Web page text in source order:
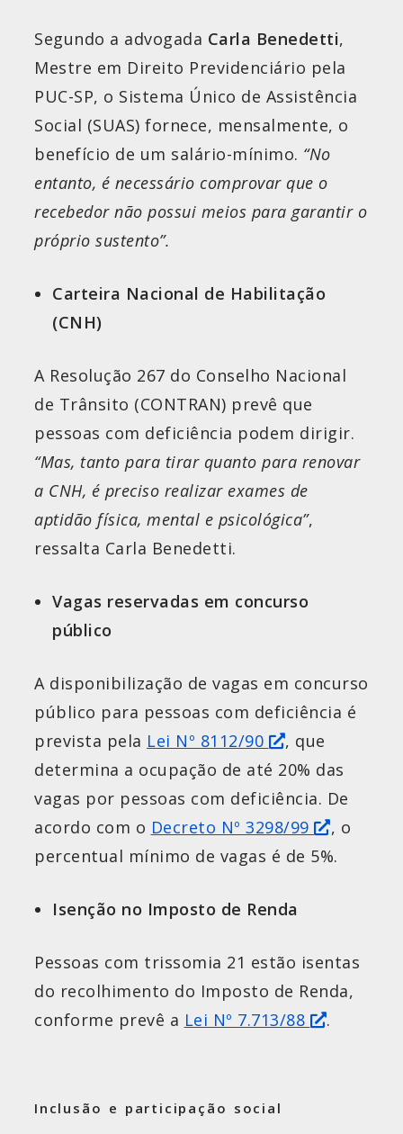
Segundo a advogada Carla Benedetti,
Mestre em Direito Previdenciário pela
PUC-SP, o Sistema Único de Assistência
Social (SUAS) fornece, mensalmente, o
benefício de um salário-mínimo. “No
entanto, é necessário comprovar que o
recebedor não possui meios para garantir o
próprio sustento”.
Carteira Nacional de Habilitação
(CNH)
A Resolução 267 do Conselho Nacional
de Trânsito (CONTRAN) prevê que
pessoas com deficiência podem dirigir.
“Mas, tanto para tirar quanto para renovar
a CNH, é preciso realizar exames de
aptidão física, mental e psicológica”,
ressalta Carla Benedetti.
Vagas reservadas em concurso
público
A disponibilização de vagas em concurso
público para pessoas com deficiência é
prevista pela Lei Nº 8112/90
, que
determina a ocupação de até 20% das
vagas por pessoas com deficiência. De
acordo com o Decreto Nº 3298/99
, o
percentual mínimo de vagas é de 5%.
Isenção no Imposto de Renda
Pessoas com trissomia 21 estão isentas
do recolhimento do Imposto de Renda,
conforme prevê a Lei Nº 7.713/88 .
Inclusão e participação social